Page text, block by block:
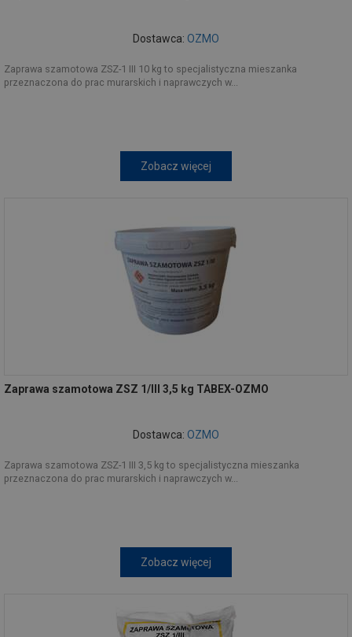
Dostawca: OZMO
Zaprawa szamotowa ZSZ-1 III 10 kg to specjalistyczna mieszanka
przeznaczona do prac murarskich i naprawczych w...
Zobacz więcej
Zaprawa szamotowa ZSZ 1/III 3,5 kg TABEX-OZMO
Dostawca: OZMO
Zaprawa szamotowa ZSZ-1 III 3,5 kg to specjalistyczna mieszanka
przeznaczona do prac murarskich i naprawczych w...
Zobacz więcej